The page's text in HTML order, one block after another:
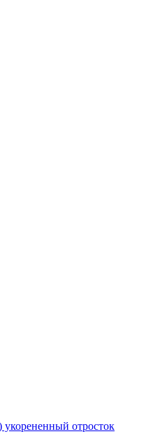
укорененный отросток